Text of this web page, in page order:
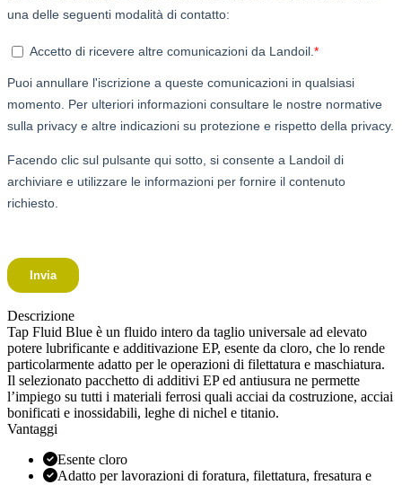
Descrizione
Tap Fluid Blue è un fluido intero da taglio universale ad elevato
potere lubrificante e additivazione EP, esente da cloro, che lo rende
particolarmente adatto per le operazioni di filettatura e maschiatura.
Il selezionato pacchetto di additivi EP ed antiusura ne permette
l’impiego su tutti i materiali ferrosi quali acciai da costruzione, acciai
bonificati e inossidabili, leghe di nichel e titanio.
Vantaggi
Esente cloro
Adatto per lavorazioni di foratura, filettatura, fresatura e